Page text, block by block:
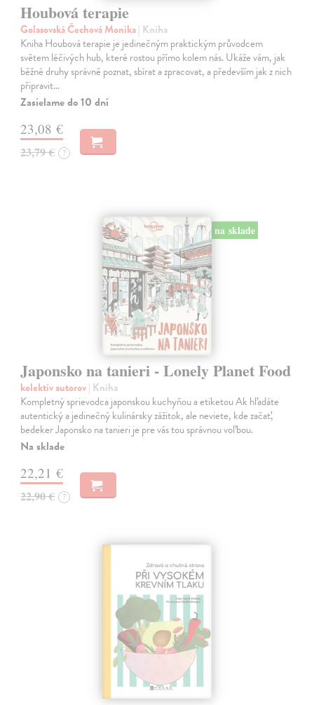
Houbová terapie
Golasovská Čechová Monika| Kniha
Kniha Houbová terapie je jedinečným praktickým průvodcem
světem léčivých hub, které rostou přímo kolem nás. Ukáže vám, jak
běžné druhy správně poznat, sbírat a zpracovat, a především jak z nich
připravit…
Zasielame do 10 dní
23,08 €
23,79 € ?
na sklade
Japonsko na tanieri - Lonely Planet Food
kolektív autorov| Kniha
Kompletný sprievodca japonskou kuchyňou a etiketou Ak hľadáte
autentický a jedinečný kulinársky zážitok, ale neviete, kde začať,
bedeker Japonsko na tanieri je pre vás tou správnou voľbou.
Na sklade
22,21 €
22,90 € ?